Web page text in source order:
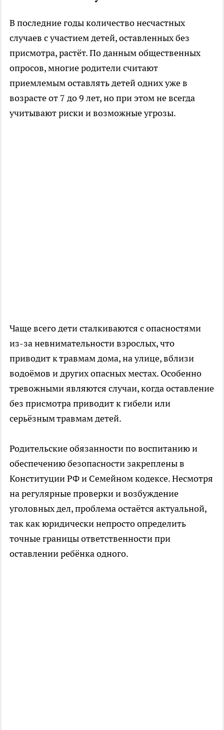
В последние годы количество несчастных
случаев с участием детей, оставленных без
присмотра, растёт. По данным общественных
опросов, многие родители считают
приемлемым оставлять детей одних уже в
возрасте от 7 до 9 лет, но при этом не всегда
учитывают риски и возможные угрозы.
Чаще всего дети сталкиваются с опасностями
из-за невнимательности взрослых, что
приводит к травмам дома, на улице, вблизи
водоёмов и других опасных местах. Особенно
тревожными являются случаи, когда оставление
без присмотра приводит к гибели или
серьёзным травмам детей.
Родительские обязанности по воспитанию и
обеспечению безопасности закреплены в
Конституции РФ и Семейном кодексе. Несмотря
на регулярные проверки и возбуждение
уголовных дел, проблема остаётся актуальной,
так как юридически непросто определить
точные границы ответственности при
оставлении ребёнка одного.